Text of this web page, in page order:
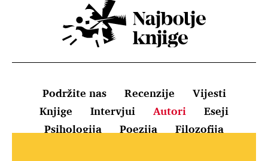
Podržite nas Recenzije
Vijesti
Knjige
Intervjui Autori
Eseji
Psihologija
Poezija Filozofija